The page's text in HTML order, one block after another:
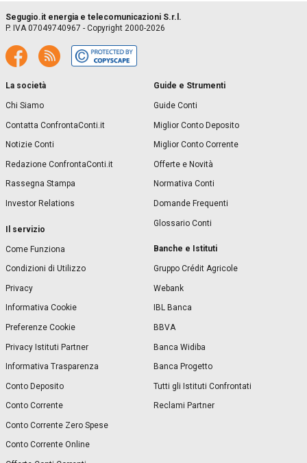
La società
Chi Siamo
Contatta ConfrontaConti.it
Notizie Conti
Redazione ConfrontaConti.it
Rassegna Stampa
Investor Relations
Il servizio
Come Funziona
Condizioni di Utilizzo
Privacy
Informativa Cookie
Preferenze Cookie
Privacy Istituti Partner
Informativa Trasparenza
Conto Deposito
Conto Corrente
Conto Corrente Zero Spese
Conto Corrente Online
Guide e Strumenti
Guide Conti
Miglior Conto Deposito
Miglior Conto Corrente
Offerte e Novità
Normativa Conti
Domande Frequenti
Glossario Conti
Banche e Istituti
Gruppo Crédit Agricole
Webank
IBL Banca
BBVA
Banca Widiba
Banca Progetto
Tutti gli Istituti Confrontati
Reclami Partner
Segugio.it energia e telecomunicazioni S.r.l.
P. IVA 07049740967 - Copyright 2000-2026